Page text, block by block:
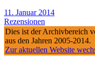
11. Januar 2014
Rezensionen
Dies ist der Archivbereich
aus den Jahren 2005-2014.
Zur aktuellen Website